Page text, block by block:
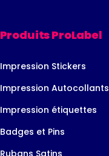
Produits ProLabel
Impression Stickers
Impression Autocollants
Impression étiquettes
Badges et Pins